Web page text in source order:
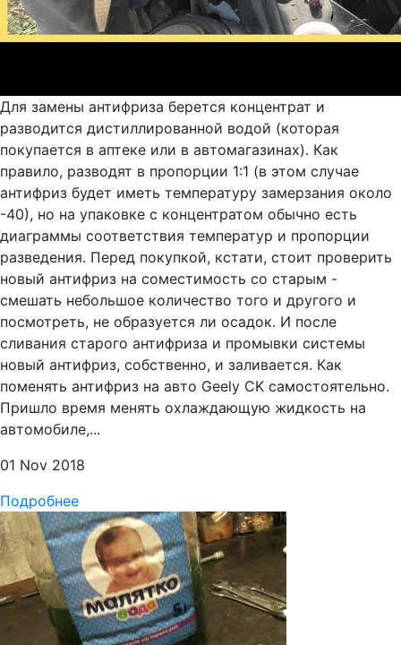
Для замены антифриза берется концентрат и
разводится дистиллированной водой (которая
покупается в аптеке или в автомагазинах). Как
правило, разводят в пропорции 1:1 (в этом случае
антифриз будет иметь температуру замерзания около
-40), но на упаковке с концентратом обычно есть
диаграммы соответствия температур и пропорции
разведения. Перед покупкой, кстати, стоит проверить
новый антифриз на соместимость со старым -
смешать небольшое количество того и другого и
посмотреть, не образуется ли осадок. И после
сливания старого антифриза и промывки системы
новый антифриз, собственно, и заливается. Как
поменять антифриз на авто Geely CK самостоятельно.
Пришло время менять охлаждающую жидкость на
автомобиле,...
01 Nov 2018
Подробнее